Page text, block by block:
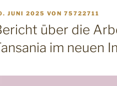
JUNI 2025 VON 75722711
über die
im neuen